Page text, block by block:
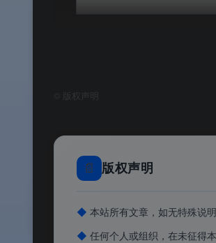
✅ Linux 专属优化
✅ 非营利组织开发，隐私
版权声明
📄 版权声明
◆ 本站所有文章，如无特殊说
◆ 任何个人或组织，在未征得